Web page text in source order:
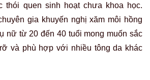
thói quen sinh hoạt chưa khoa học.
gia khuyến nghị xăm môi hồng
nữ từ 20 đến 40 tuổi mong muốn sắc
và phù hợp với nhiều tông da khác